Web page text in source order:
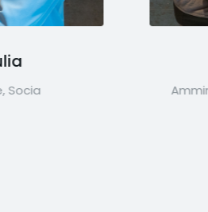
Amministrazione, Customer